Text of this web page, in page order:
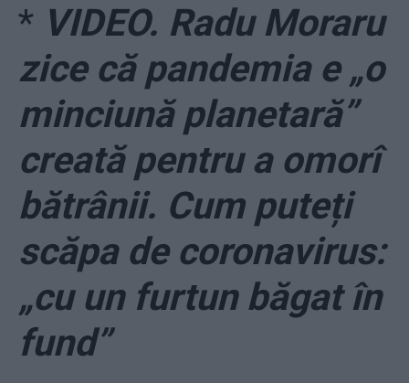
* VIDEO. Radu Moraru
zice că pandemia e „o
minciună planetară”
creată pentru a omorî
bătrânii. Cum puteți
scăpa de coronavirus:
„cu un furtun băgat în
fund”